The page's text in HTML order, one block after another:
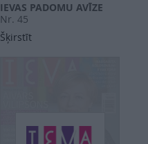
IEVAS PADOMU AVĪZE
Nr. 45
Šķirstīt